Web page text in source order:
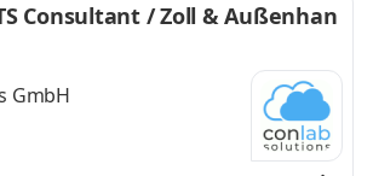
Consultant / Zoll & Außenhan
GmbH